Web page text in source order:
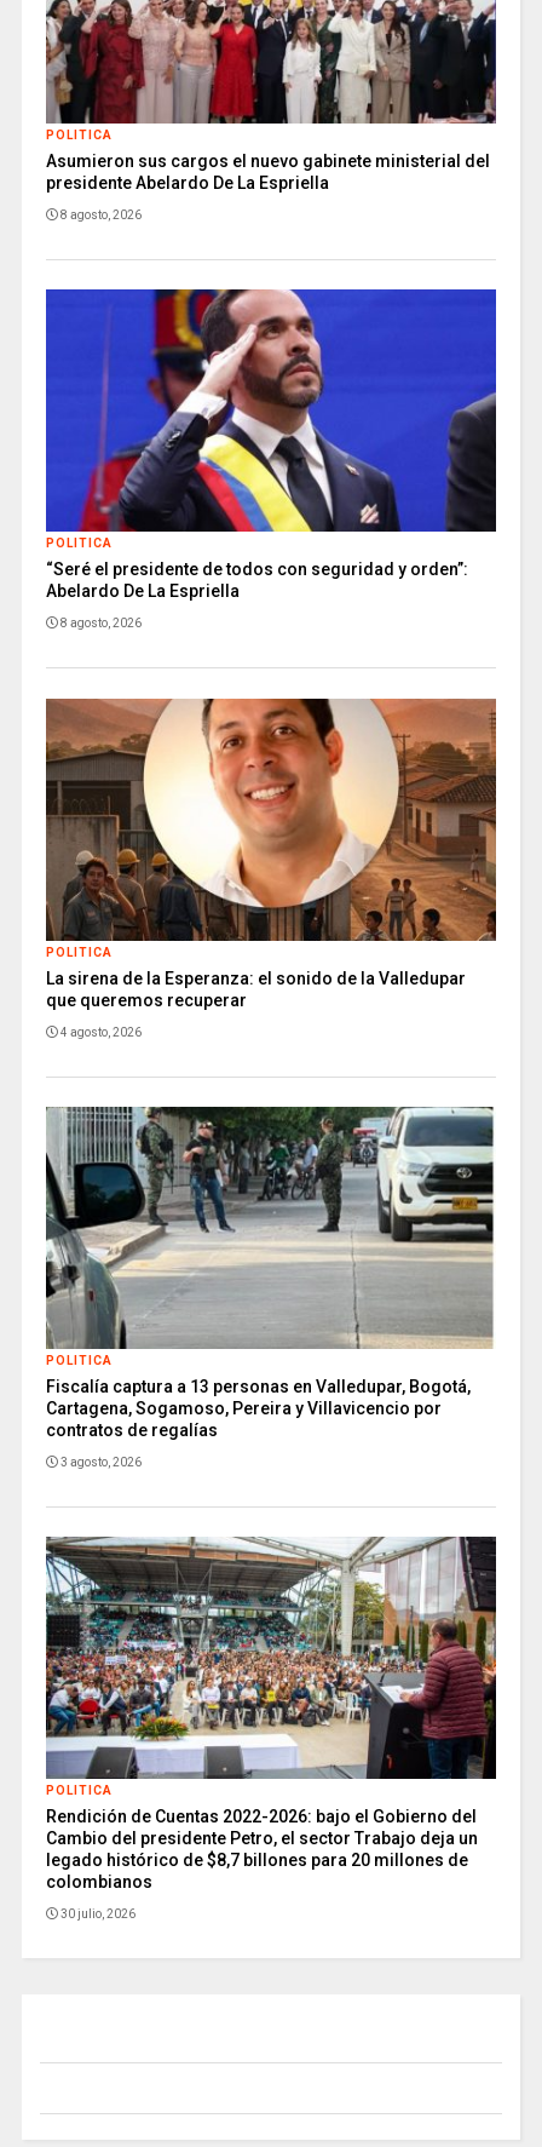
POLITICA
Asumieron sus cargos el nuevo gabinete ministerial del
presidente Abelardo De La Espriella
8 agosto, 2026
POLITICA
“Seré el presidente de todos con seguridad y orden”:
Abelardo De La Espriella
8 agosto, 2026
POLITICA
La sirena de la Esperanza: el sonido de la Valledupar
que queremos recuperar
4 agosto, 2026
POLITICA
Fiscalía captura a 13 personas en Valledupar, Bogotá,
Cartagena, Sogamoso, Pereira y Villavicencio por
contratos de regalías
3 agosto, 2026
POLITICA
Rendición de Cuentas 2022-2026: bajo el Gobierno del
Cambio del presidente Petro, el sector Trabajo deja un
legado histórico de $8,7 billones para 20 millones de
colombianos
30 julio, 2026